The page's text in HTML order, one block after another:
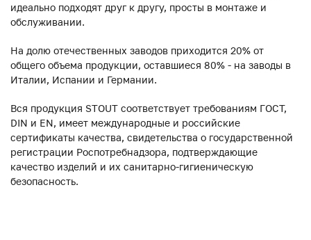
идеально подходят друг к другу, просты в монтаже и
обслуживании.
На долю отечественных заводов приходится 20% от
общего объема продукции, оставшиеся 80% - на заводы в
Италии, Испании и Германии.
Вся продукция STOUT соответствует требованиям ГОСТ,
DIN и EN, имеет международные и российские
сертификаты качества, свидетельства о государственной
регистрации Роспотребнадзора, подтверждающие
качество изделий и их санитарно-гигиеническую
безопасность.